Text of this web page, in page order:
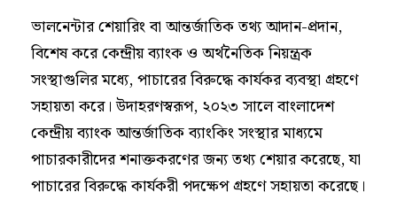
ভালনেন্টার শেয়ারিং বা আন্তর্জাতিক তথ্য আদান-প্রদান,
বিশেষ করে কেন্দ্রীয় ব্যাংক ও অর্থনৈতিক নিয়ন্ত্রক
সংস্থাগুলির মধ্যে, পাচারের বিরুদ্ধে কার্যকর ব্যবস্থা গ্রহণে
সহায়তা করে। উদাহরণস্বরূপ, ২০২৩ সালে বাংলাদেশ
কেন্দ্রীয় ব্যাংক আন্তর্জাতিক ব্যাংকিং সংস্থার মাধ্যমে
পাচারকারীদের শনাক্তকরণের জন্য তথ্য শেয়ার করেছে, যা
পাচারের বিরুদ্ধে কার্যকরী পদক্ষেপ গ্রহণে সহায়তা করেছে।